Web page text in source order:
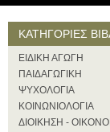
ΚΑΤΗΓΟΡΙΕΣ
ΕΙΔΙΚΗ ΑΓΩΓΗ
ΠΑΙΔΑΓΩΓΙΚΗ
ΨΥΧΟΛΟΓΙΑ
ΚΟΙΝΩΝΙΟΛΟΓΙΑ
ΔΙΟΙΚΗΣΗ -